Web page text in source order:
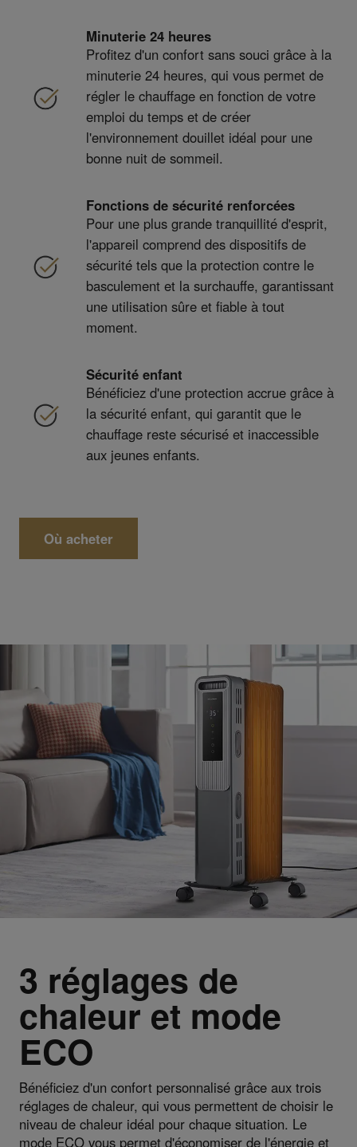
Minuterie 24 heures
Profitez d'un confort sans souci grâce à la
minuterie 24 heures, qui vous permet de
régler le chauffage en fonction de votre
emploi du temps et de créer
l'environnement douillet idéal pour une
bonne nuit de sommeil.
Fonctions de sécurité renforcées
Pour une plus grande tranquillité d'esprit,
l'appareil comprend des dispositifs de
sécurité tels que la protection contre le
basculement et la surchauffe, garantissant
une utilisation sûre et fiable à tout
moment.
Sécurité enfant
Bénéficiez d'une protection accrue grâce à
la sécurité enfant, qui garantit que le
chauffage reste sécurisé et inaccessible
aux jeunes enfants.
Où acheter
3 réglages de
chaleur et mode
ECO
Bénéficiez d'un confort personnalisé grâce aux trois
réglages de chaleur, qui vous permettent de choisir le
niveau de chaleur idéal pour chaque situation. Le
mode ECO vous permet d'économiser de l'énergie et